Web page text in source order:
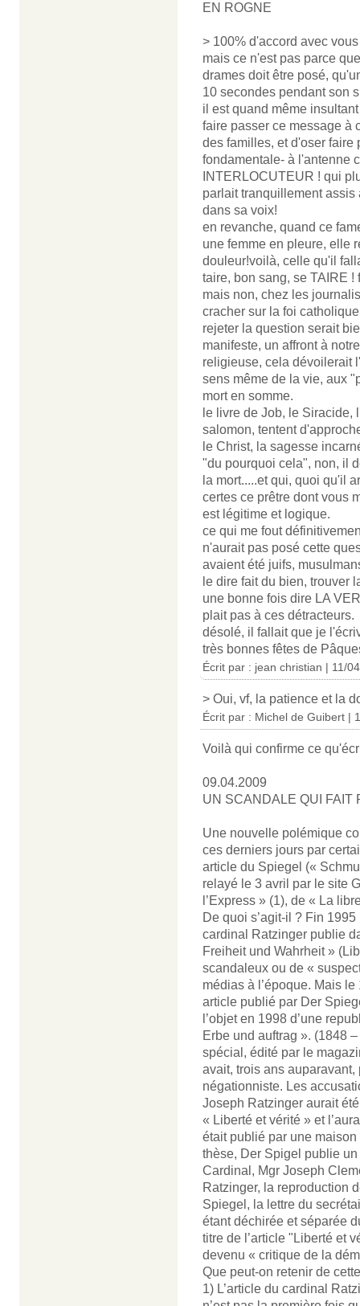
EN ROGNE
> 100% d'accord avec
mais ce n'est pas parce
drames doit être posé,
10 secondes pendant son
il est quand même
faire passer ce message à
des familles, et d'oser faire
fondamentale- à l'antenne
INTERLOCUTEUR ! qui
parlait tranquillement
dans sa voix!
en revanche, quand ce
une femme en pleure, elle
douleur!voilà, celle qu'il
taire, bon sang, se TAIRE
mais non, chez les
cracher sur la foi
rejeter la question serait
manifeste, un affront à
religieuse, cela dévoilerait
sens même de la vie, aux
mort en somme.
le livre de Job, le
salomon, tentent
le Christ, la sagesse
"du pourquoi cela", non, il
la mort.....et qui, quoi qu'il
certes ce prêtre dont vous
est légitime et logique.
ce qui me fout
n'aurait pas posé cette
avaient été juifs,
le dire fait du bien, trouver
une bonne fois dire LA
plait pas à ces détracteurs.
désolé, il fallait que je
très bonnes fêtes de
Écrit par : jean christian | 11/
> Oui, vf, la patience et la
Écrit par : Michel de Guibert |
Voilà qui confirme ce
09.04.2009
UN SCANDALE QUI FAIT
Une nouvelle polémique
ces derniers jours par
article du Spiegel («
relayé le 3 avril par le site
l’Express » (1), de « La
De quoi s’agit-il ? Fin
cardinal Ratzinger publie
Freiheit und Wahrheit »
scandaleux ou de «
médias à l’époque. Mais
article publié par Der
l’objet en 1998 d’une
Erbe und auftrag ». (1848
spécial, édité par le
avait, trois ans auparavant,
négationniste. Les
Joseph Ratzinger aurait
« Liberté et vérité » et
était publié par une maison
thèse, Der Spigel publie
Cardinal, Mgr Joseph
Ratzinger, la reproduction
Spiegel, la lettre du
étant déchirée et séparée
titre de l’article "Liberté et
devenu « critique de la
Que peut-on retenir de
1) L’article du cardinal